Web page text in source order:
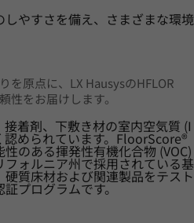
やすさを備え、さまざまな環境
を原点に、LX HausysのHFLOR
性をお届けします。
着剤、下敷き材の室内空気質 (I
められています。FloorScore®
のある揮発性有機化合物 (VOC)
ォルニア州で採用されている基
質床材および関連製品をテスト
証プログラムです。